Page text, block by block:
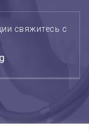
свяжитесь с